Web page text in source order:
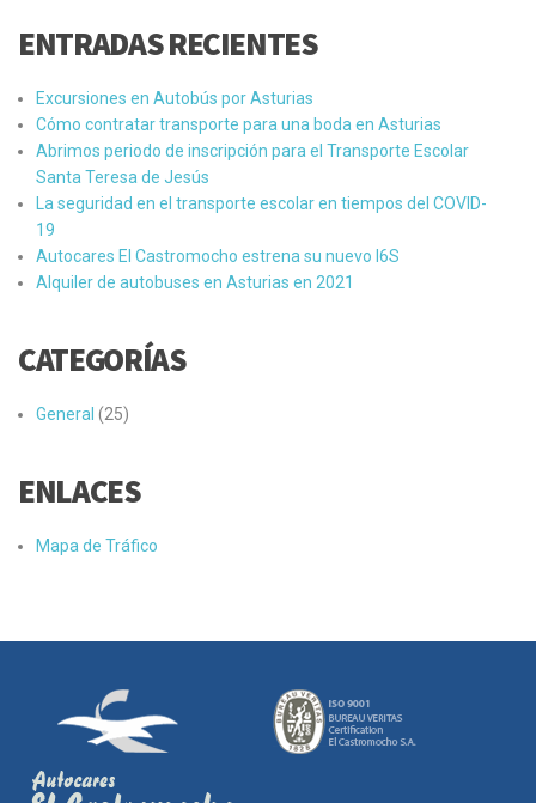
ENTRADAS RECIENTES
Excursiones en Autobús por Asturias
Cómo contratar transporte para una boda en Asturias
Abrimos periodo de inscripción para el Transporte Escolar
Santa Teresa de Jesús
La seguridad en el transporte escolar en tiempos del COVID-
19
Autocares El Castromocho estrena su nuevo I6S
Alquiler de autobuses en Asturias en 2021
CATEGORÍAS
General (25)
ENLACES
Mapa de Tráfico